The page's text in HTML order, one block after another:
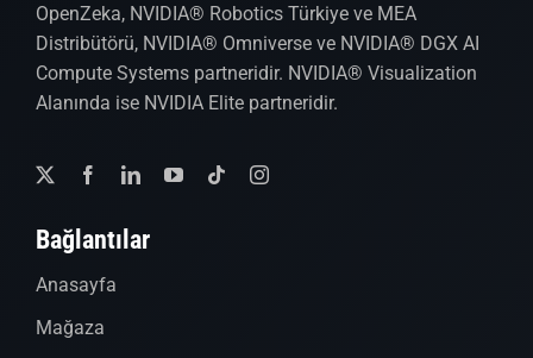
OpenZeka, NVIDIA® Robotics Türkiye ve MEA
Distribütörü, NVIDIA® Omniverse ve NVIDIA® DGX AI
Compute Systems partneridir. NVIDIA® Visualization
Alanında ise NVIDIA Elite partneridir.
Bağlantılar
Anasayfa
Mağaza